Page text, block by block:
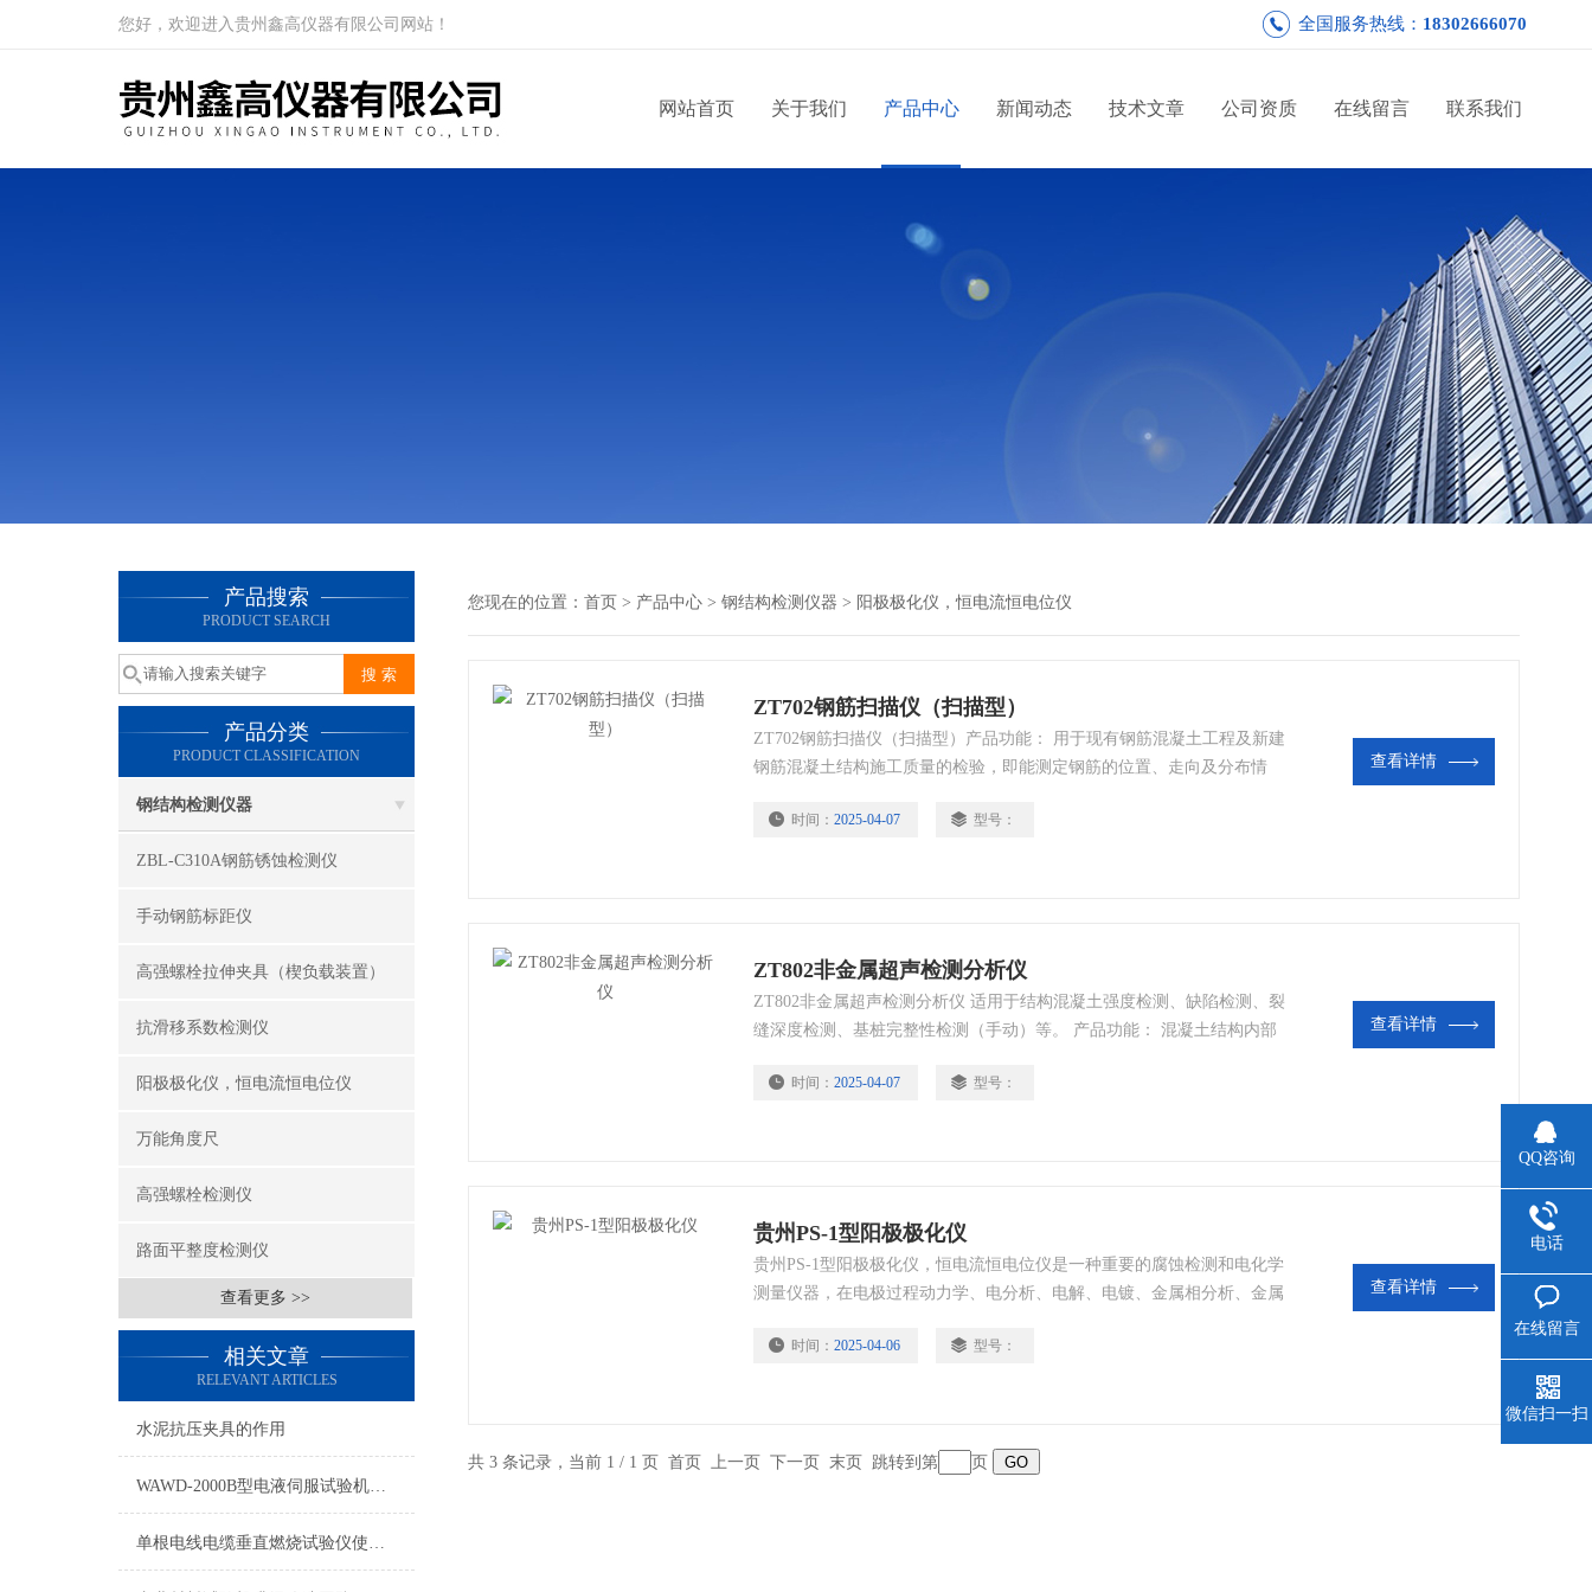
您好，欢迎进入贵州鑫高仪器有限公司网站！ 全国服务热线： 18302666070
网站首页 关于我们 产品中心 新闻动态 技术文章 公司资质 在线留言 联系我们
产品搜索
PRODUCT SEARCH
产品分类
PRODUCT CLASSIFICATION
钢结构检测仪器
ZBL-C310A钢筋锈蚀检测仪
手动钢筋标距仪
高强螺栓拉伸夹具（楔负载装置）
抗滑移系数检测仪
阳极极化仪，恒电流恒电位仪
万能角度尺
高强螺栓检测仪
路面平整度检测仪
查看更多 >>
相关文章
RELEVANT ARTICLES
水泥抗压夹具的作用
WAWD-2000B型电液伺服试验机钳口自动夹紧
单根电线电缆垂直燃烧试验仪使用说明书
您现在的位置： 首页 > 产品中心 > 钢结构检测仪器 > 阳极极化仪，恒电流恒电位仪
ZT702钢筋扫描仪（扫描型）
ZT702钢筋扫描仪（扫描型）产品功能： 用于现有钢筋混凝土工程及新建
钢筋混凝土结构施工质量的检验，即能测定钢筋的位置、走向及分布情
保护层厚度；又能准确地图像显示内部钢筋的平面分布图和剖面分布图；
时间： 2025-04-07 型号：
查看详情
ZT802非金属超声检测分析仪
ZT802非金属超声检测分析仪 适用于结构混凝土强度检测、缺陷检测、裂
缝深度检测、基桩完整性检测（手动）等。 产品功能： 混凝土结构内部
基桩完整性检测（手动） 混凝土厚度检测
时间： 2025-04-07 型号：
查看详情
贵州PS-1型阳极极化仪
贵州PS-1型阳极极化仪，恒电流恒电位仪是一种重要的腐蚀检测和电化学
测量仪器，在电极过程动力学、电分析、电解、电镀、金属相分析、金属
测试等方面具有广泛的用途。阳极极化仪可以独立使用，也可辅以信号发
时间： 2025-04-06 型号：
查看详情
共 3 条记录，当前 1 / 1 页 首页 上一页 下一页 末页 跳转到第 页
QQ咨询
电话
在线留言
微信扫一扫